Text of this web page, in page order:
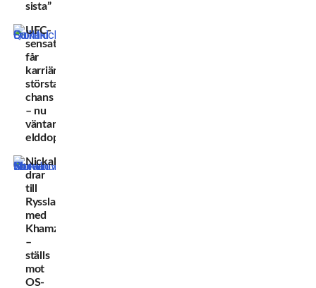
sista”
UFC-
sensationen
får
karriärens
största
chans
– nu
väntar
elddopet
Nickal
drar
till
Ryssland
med
Khamzat
–
ställs
mot
OS-